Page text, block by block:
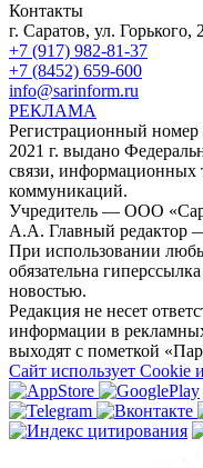
Контакты
г. Саратов, ул. Горького,
+7 (917) 982-81-37
+7 (8452) 659-600
info@sarinform.ru
РЕКЛАМА
Регистрационный
2021 г. выдано
связи, информационных
коммуникаций.
Учредитель — ООО
А.А. Главный
При использовании
обязательна
новостью.
Редакция не несет
информации в
выходят с пометкой
Сайт использует Cookie